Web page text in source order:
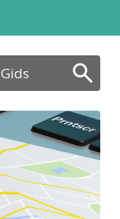
Gids